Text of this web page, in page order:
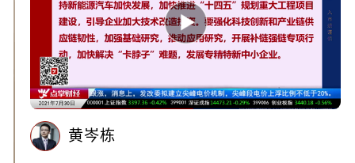
黄岑栋